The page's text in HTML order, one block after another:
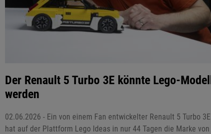
Der Renault 5 Turbo 3E könnte Lego-Modell
werden
02.06.2026 - Ein von einem Fan entwickelter Renault 5 Turbo 3E
hat auf der Plattform Lego Ideas in nur 44 Tagen die Marke von